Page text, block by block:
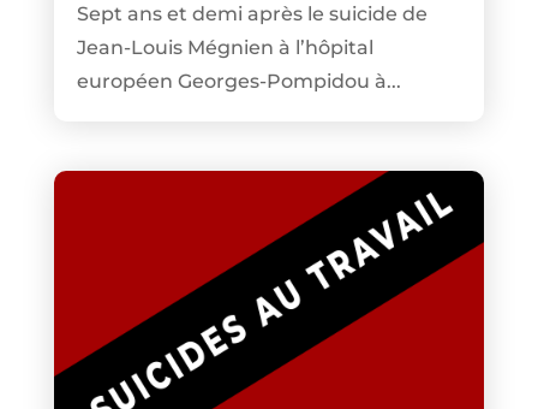
Sept ans et demi après le suicide de
Jean-Louis Mégnien à l’hôpital
européen Georges-Pompidou à...